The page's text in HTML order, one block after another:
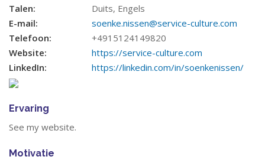
Talen:
Duits, Engels
E-mail:
soenke.nissen@service-culture.com
Telefoon:
+4915124149820
Website:
https://service-culture.com
LinkedIn:
https://linkedin.com/in/soenkenissen/
Ervaring
See my website.
Motivatie